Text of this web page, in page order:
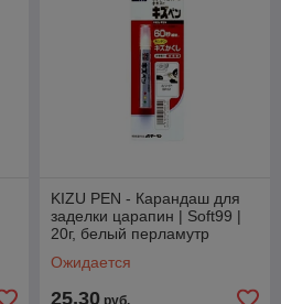
KIZU PEN - Карандаш для
заделки царапин | Soft99 |
20г, белый перламутр
Ожидается
25,30 руб.